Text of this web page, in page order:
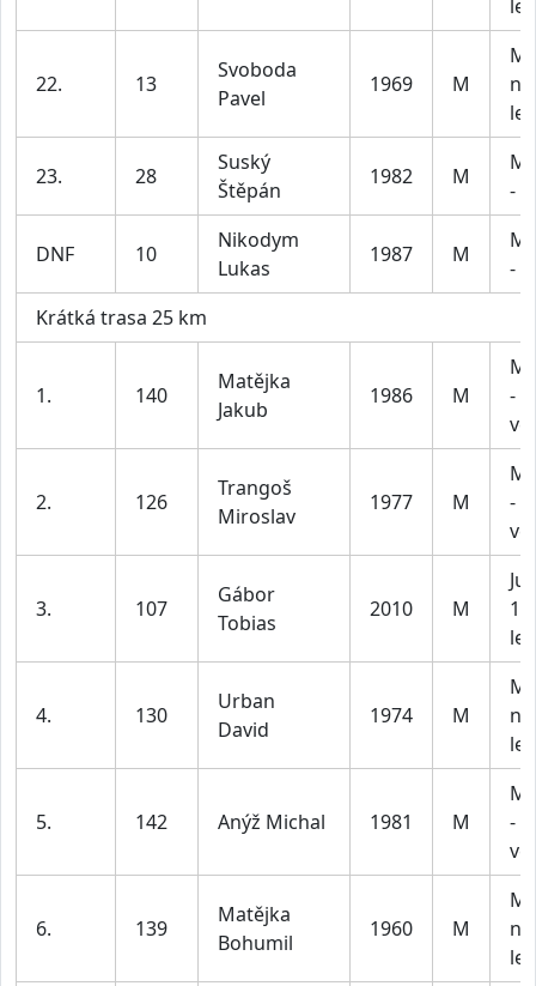
let
22. 13
Svoboda
Pavel
1969 M
let
23. 28
Suský
Štěpán
1982 M
-
DNF 10
Nikodym
Lukas
1987 M
-
Krátká trasa 25 km
1. 140
Matějka
Jakub
1986 M
-
2. 126
Trangoš
Miroslav
1977 M
-
3. 107
Gábor
Tobias
2010 M
15
let
4. 130
Urban
David
1974 M
let
5. 142 Anýž Michal 1981 M
-
6. 139
Matějka
Bohumil
1960 M
let